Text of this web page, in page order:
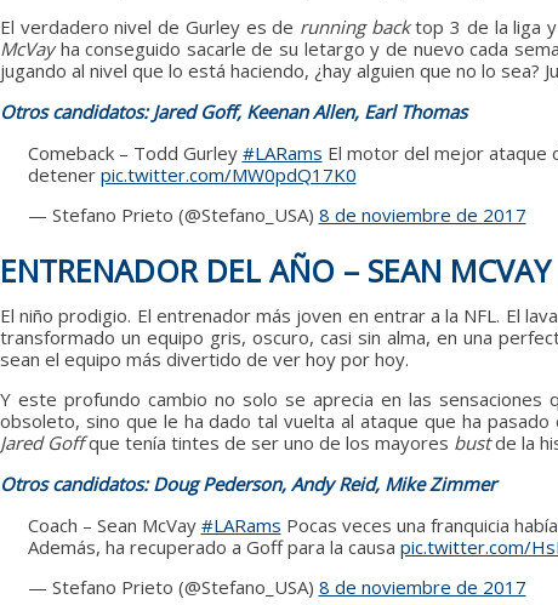
El verdadero nivel de Gurley es de running backtop 3 de la liga
McVayha conseguido sacarle de su letargo y de nuevo cada
jugando al nivel que lo está haciendo, ¿hay alguien que no lo sea?
Otros candidatos: Jared Goff, Keenan Allen, Earl Thomas
Comeback – Todd Gurley #LARams El motor del mejor ataque
detener pic.twitter.com/MW0pdQ17K0
— Stefano Prieto (@Stefano_USA) 8 de noviembre de 2017
ENTRENADOR DEL AÑO – SEAN MCVAY
El niño prodigio. El entrenador más joven en entrar a la NFL. El
transformado un equipo gris, oscuro, casi sin alma, en una
sean el equipo más divertido de ver hoy por hoy.
Y este profundo cambio no solo se aprecia en las
obsoleto, sino que le ha dado tal vuelta al ataque que ha
Jared Goffque tenía tintes de ser uno de los mayores bustde la
Otros candidatos: Doug Pederson, Andy Reid, Mike Zimmer
Coach – Sean McVay #LARams Pocas veces una franquicia
Además, ha recuperado a Goff para la causa pic.twitter.com/
— Stefano Prieto (@Stefano_USA) 8 de noviembre de 2017